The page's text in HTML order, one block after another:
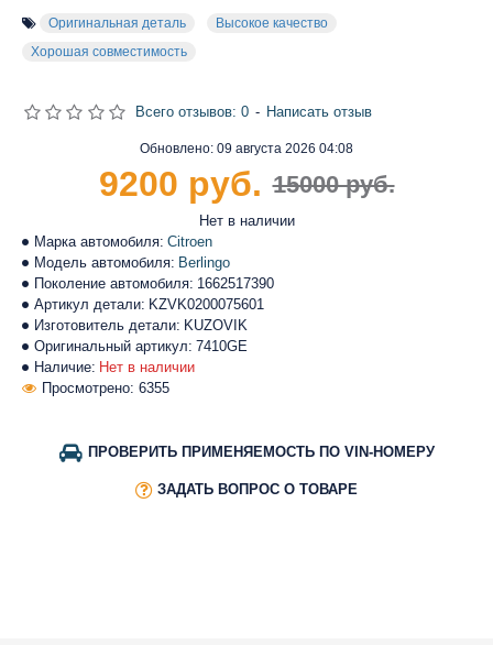
Оригинальная деталь
Высокое качество
Хорошая совместимость
Наличие: Нет в наличии
Марка автомобиля: Citroen
Модель автомобиля: Berlingo
Поколение автомобиля: 1662517390
Артикул детали: KZVK0200075601
Изготовитель детали: KUZOVIK
Оригинальный артикул: 7410GE
Просмотрено: 6355
Обновлено: 09 августа 2026 04:08
Нет в наличии
Всего отзывов: 0 - Написать отзыв
15000 руб.
9200 руб.
ПРОВЕРИТЬ ПРИМЕНЯЕМОСТЬ ПО VIN-НОМЕРУ
ЗАДАТЬ ВОПРОС О ТОВАРЕ